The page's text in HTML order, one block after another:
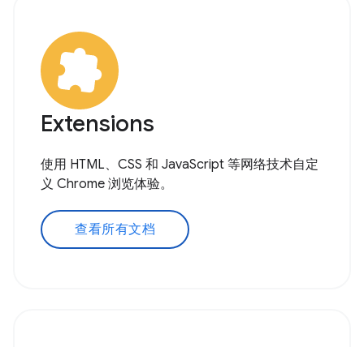
Extensions
使用 HTML、CSS 和 JavaScript 等网络技术自定
义 Chrome 浏览体验。
查看所有文档